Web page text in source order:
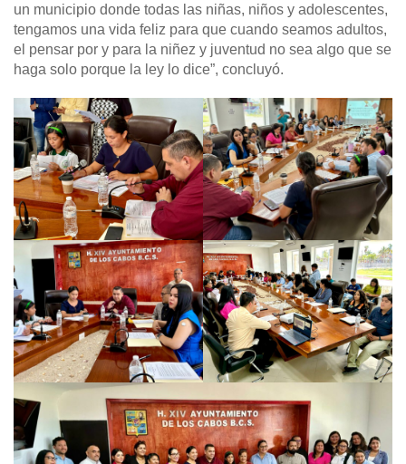
un municipio donde todas las niñas, niños y adolescentes,
tengamos una vida feliz para que cuando seamos adultos,
el pensar por y para la niñez y juventud no sea algo que se
haga solo porque la ley lo dice”, concluyó.